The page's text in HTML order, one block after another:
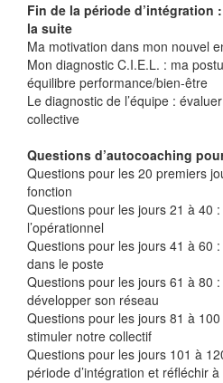
Fin de la période
la suite
Ma motivation dans mon nouvel
Mon diagnostic C.I.E.L. : ma
équilibre performance/bien-être
Le diagnostic de l’équipe :
collective
Questions d’autocoaching
Questions pour les 20 premiers
fonction
Questions pour les jours 21 à 40
l’opérationnel
Questions pour les jours 41 à 60
dans le poste
Questions pour les jours 61 à 80
développer son réseau
Questions pour les jours 81 à
stimuler notre collectif
Questions pour les jours 101 à
période d’intégration et réfléchir